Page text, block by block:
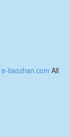
e-tiaozhan.com All